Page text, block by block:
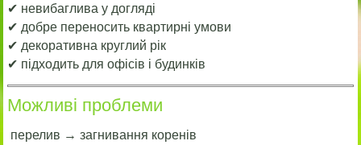
✔ невибаглива у догляді
✔ добре переносить квартирні умови
✔ декоративна круглий рік
✔ підходить для офісів і будинків
Можливі проблеми
перелив → загнивання коренів